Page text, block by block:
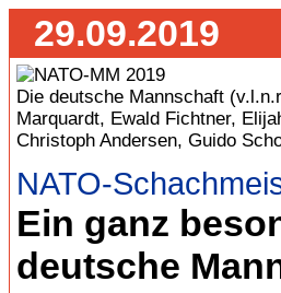
29.09.2019
Die deutsche Mannschaft
Marquardt, Ewald Fichtner,
Christoph Andersen, Guido
NATO-
Ein ganz
deutsche